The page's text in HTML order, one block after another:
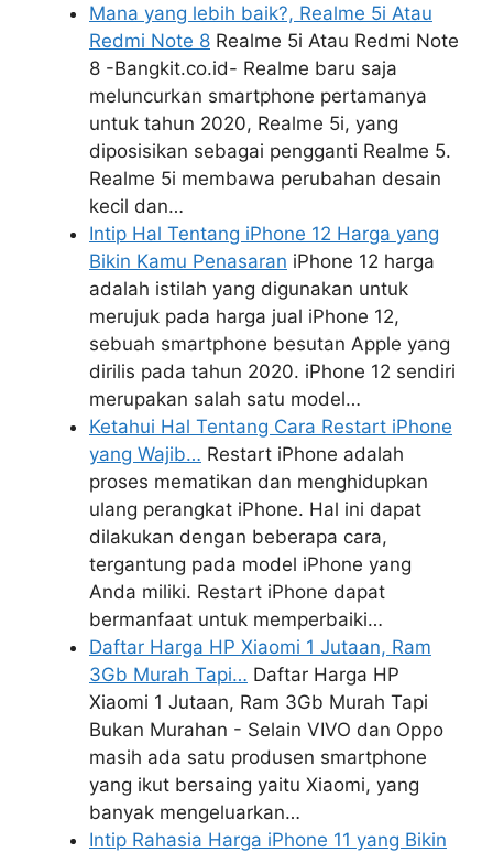
Mana yang lebih baik?, Realme 5i Atau
Redmi Note 8 Realme 5i Atau Redmi Note
8 -Bangkit.co.id- Realme baru saja
meluncurkan smartphone pertamanya
untuk tahun 2020, Realme 5i, yang
diposisikan sebagai pengganti Realme 5.
Realme 5i membawa perubahan desain
kecil dan…
Intip Hal Tentang iPhone 12 Harga yang
Bikin Kamu Penasaran iPhone 12 harga
adalah istilah yang digunakan untuk
merujuk pada harga jual iPhone 12,
sebuah smartphone besutan Apple yang
dirilis pada tahun 2020. iPhone 12 sendiri
merupakan salah satu model…
Ketahui Hal Tentang Cara Restart iPhone
yang Wajib… Restart iPhone adalah
proses mematikan dan menghidupkan
ulang perangkat iPhone. Hal ini dapat
dilakukan dengan beberapa cara,
tergantung pada model iPhone yang
Anda miliki. Restart iPhone dapat
bermanfaat untuk memperbaiki…
Daftar Harga HP Xiaomi 1 Jutaan, Ram
3Gb Murah Tapi… Daftar Harga HP
Xiaomi 1 Jutaan, Ram 3Gb Murah Tapi
Bukan Murahan - Selain VIVO dan Oppo
masih ada satu produsen smartphone
yang ikut bersaing yaitu Xiaomi, yang
banyak mengeluarkan…
Intip Rahasia Harga iPhone 11 yang Bikin